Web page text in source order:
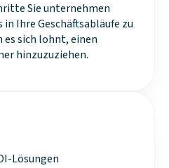
Sie unternehmen
Ihre Geschäftsabläufe zu
sich lohnt, einen
hinzuzuziehen.
Lösungen